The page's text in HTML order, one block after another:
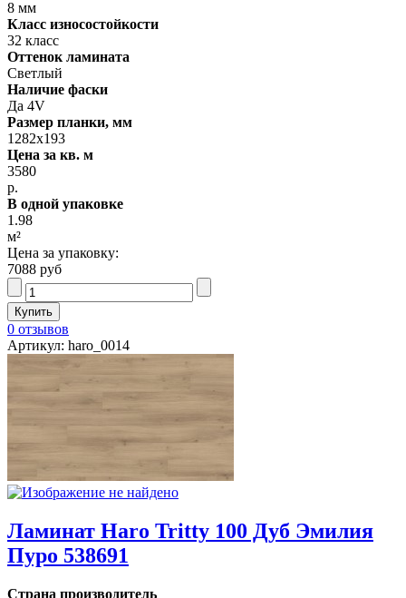
8 мм
Класс износостойкости
32 класс
Оттенок ламината
Светлый
Наличие фаски
Да 4V
Размер планки, мм
1282х193
Цена за кв. м
3580
р.
В одной упаковке
1.98
м²
Цена за упаковку:
7088 руб
0 отзывов
Артикул: haro_0014
Ламинат Haro Tritty 100 Дуб Эмилия
Пуро 538691
Страна производитель